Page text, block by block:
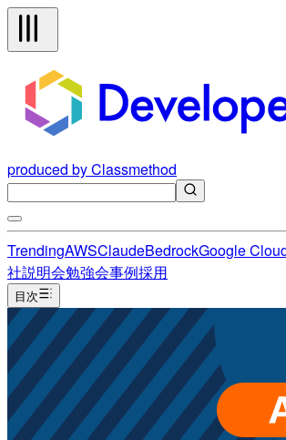
produced by Classmethod
TrendingAWSClaudeBedrockGoogle
社説明会勉強会事例採用
目次